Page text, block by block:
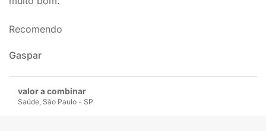
valor a combinar
Saúde, São Paulo - SP
Recomendo
Gaspar